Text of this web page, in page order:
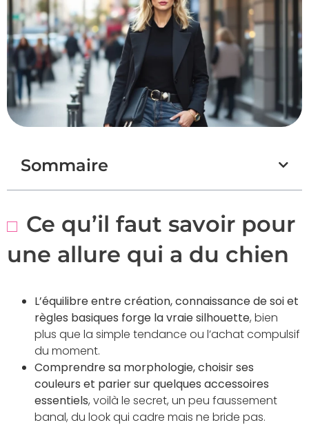
Sommaire
Ce qu’il faut savoir pour
une allure qui a du chien
L’équilibre entre création, connaissance de soi et
règles basiques forge la vraie silhouette, bien
plus que la simple tendance ou l’achat compulsif
du moment.
Comprendre sa morphologie, choisir ses
couleurs et parier sur quelques accessoires
essentiels, voilà le secret, un peu faussement
banal, du look qui cadre mais ne bride pas.